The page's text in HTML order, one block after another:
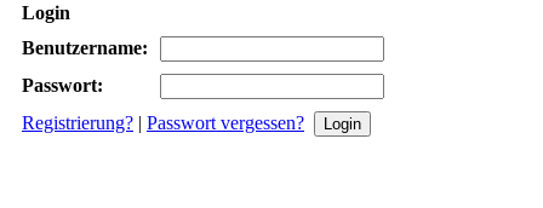
Login
Benutzername:
Passwort:
Registrierung? | Passwort vergessen?